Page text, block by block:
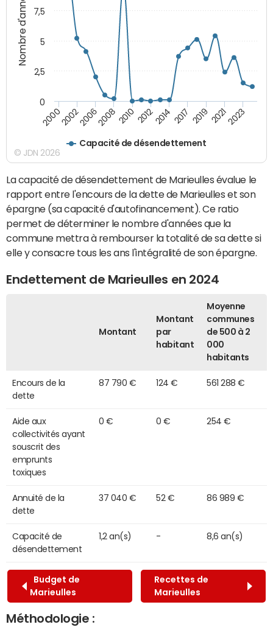
Nombre d'années
Capacité de désendettement
20002002200620082010 20122014 2017 2019 20212023
0
2,5
5
7,5
© JDN 2026
La capacité de désendettement de Marieulles évalue le
rapport entre l'encours de la dette de Marieulles et son
épargne (sa capacité d'autofinancement). Ce ratio
permet de déterminer le nombre d'années que la
commune mettra à rembourser la totalité de sa dette si
elle y consacre tous les ans l'intégralité de son épargne.
Endettement de Marieulles en 2024
Montant
Montant
par
habitant
Moyenne
communes
de 500 à 2
000
habitants
Encours de la
dette
87 790 € 124 € 561 288 €
Aide aux
collectivités ayant
souscrit des
emprunts
toxiques
0 € 0 € 254 €
Annuité de la
dette
37 040 € 52 € 86 989 €
Capacité de
désendettement
1,2 an(s) - 8,6 an(s)
Budget de
Marieulles
Recettes de
Marieulles
Méthodologie :